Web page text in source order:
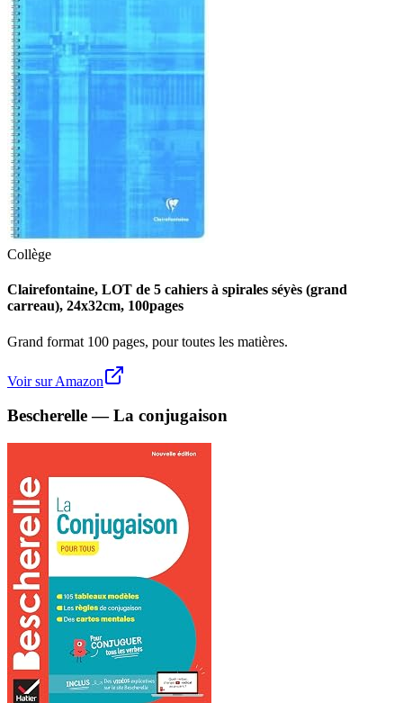
Collège
Clairefontaine, LOT de 5 cahiers à spirales séyès (grand
carreau), 24x32cm, 100pages
Grand format 100 pages, pour toutes les matières.
Voir sur Amazon
Bescherelle — La conjugaison